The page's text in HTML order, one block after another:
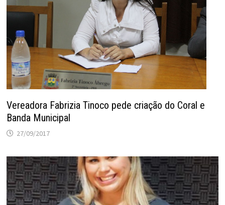
Vereadora Fabrizia Tinoco pede criação do Coral e
Banda Municipal
27/09/2017